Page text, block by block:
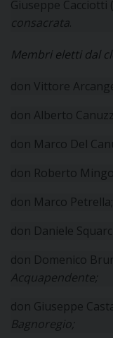
Giuseppe Cacciotti
consacrata.
Membri eletti dal
don Vittore
don Alberto
don Marco Del
don Roberto
don Marco Petrella;
don Daniele
don Domenico
Acquapendente;
don Giuseppe
Bagnoregio;